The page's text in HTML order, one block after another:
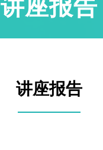
讲座报告
讲座报告